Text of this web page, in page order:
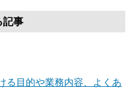
記事
る目的や業務内容、よくあ